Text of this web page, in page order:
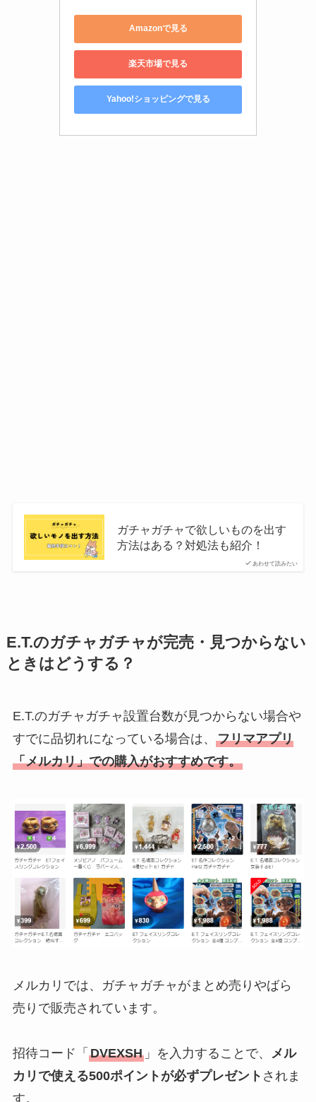
Amazonで見る
楽天市場で見る
Yahoo!ショッピングで見る
あわせて読みたい
ガチャガチャで欲しいものを出す
方法はある？対処法も紹介！
E.T.のガチャガチャが完売・見つからない
ときはどうする？
E.T.のガチャガチャ設置台数が見つからない場合や
すでに品切れになっている場合は、 フリマアプリ
「メルカリ」での購入がおすすめです。
メルカリでは、ガチャガチャがまとめ売りやばら
売りで販売されています。
招待コード「 DVEXSH」を入力することで、
メル
カリで使える500ポイントが必ずプレゼント されま
す。